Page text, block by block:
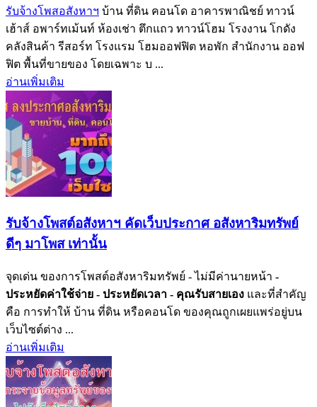
รับจ้างโพสอสังหาฯ บ้าน ที่ดิน คอนโด อาคารพาณิชย์ ทาวน์
เฮ้าส์ อพาร์ทเม้นท์ ห้องเช่า ตึกแถว ทาวน์โฮม โรงงาน โกดัง
คลังสินค้า รีสอร์ท โรงแรม โฮมออฟฟิต หอพัก สำนักงาน ออฟ
ฟิต พื้นที่ขายของ โดยเฉพาะ บ ...
อ่านเพิ่มเติม
รับจ้างโพสต์อสังหาฯ คัดเว็บประกาศ อสังหาริมทรัพย์
ดีๆ มาโพส เท่านั้น
จุดเด่น ของการโพสต์อสังหาริมทรัพย์ - ไม่มีค่านายหน้า -
ประหยัดค่าใช้จ่าย - ประหยัดเวลา - คุณรับสายเอง และที่สำคัญ
คือ การทำให้ บ้าน ที่ดิน หรือคอนโด ของคุณถูกเผยแพร่อยู่บน
เว็บไซต์ต่าง ...
อ่านเพิ่มเติม